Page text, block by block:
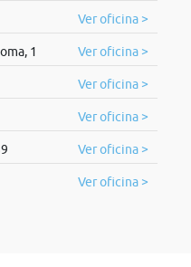
Ver oficina >
1 Ver oficina >
Ver oficina >
Ver oficina >
Ver oficina >
Ver oficina >